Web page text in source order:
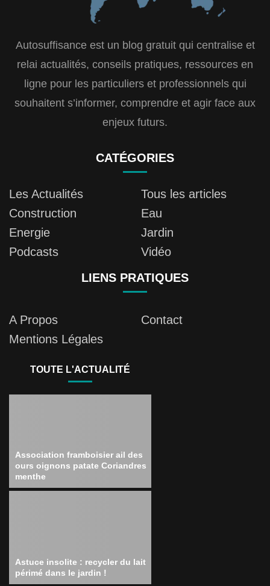
Autosuffisance est un blog gratuit qui centralise et
relai actualités, conseils pratiques, ressources en
ligne pour les particuliers et professionnels qui
souhaitent s’informer, comprendre et agir face aux
enjeux futurs.
CATÉGORIES
Les Actualités
Tous les articles
Construction
Eau
Energie
Jardin
Podcasts
Vidéo
LIENS PRATIQUES
A Propos
Contact
Mentions Légales
TOUTE L'ACTUALITÉ
Association framboisier ail des
ours oignons patate Coriandres
menthe
Astuce insolite : recycler du lait
périmé dans le jardin !